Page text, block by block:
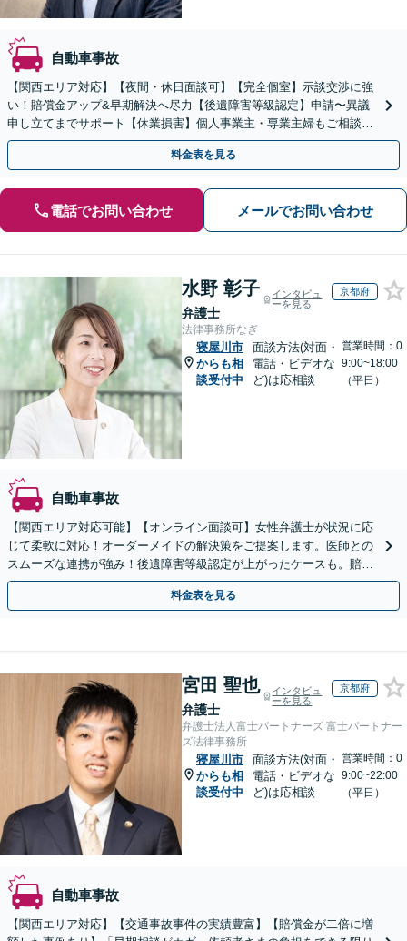
自動車事故
【関西エリア対応】【夜間・休日面談可】【完全個室】示談交渉に強
い！賠償金アップ&早期解決へ尽力【後遺障害等級認定】申請〜異議
申し立てまでサポート【休業損害】個人事業主・専業主婦もご相談
を！弁護士費用特約の利用で自己負担ゼロに
料金表を見る
電話でお問い合わせ メールでお問い合わせ
水野 彰子
弁護士
インタビュ
ーを見る
京都府
法律事務所なぎ
寝屋川市
からも相
談受付中
面談方法(対面・
電話・ビデオな
ど)は応相談
営業時間：0
9:00~18:00
（平日）
自動車事故
【関西エリア対応可能】【オンライン面談可】女性弁護士が状況に応
じて柔軟に対応！オーダーメイドの解決策をご提案します。医師との
スムーズな連携が強み！後遺障害等級認定が上がったケースも。賠償
金・慰謝料請求／保険会社との交渉など【初回相談無料】
料金表を見る
宮田 聖也
弁護士
インタビュ
ーを見る
京都府
弁護士法人富士パートナーズ 富士パートナー
ズ法律事務所
寝屋川市
からも相
談受付中
面談方法(対面・
電話・ビデオな
ど)は応相談
営業時間：0
9:00~22:00
（平日）
自動車事故
【関西エリア対応】【交通事故事件の実績豊富】【賠償金が二倍に増